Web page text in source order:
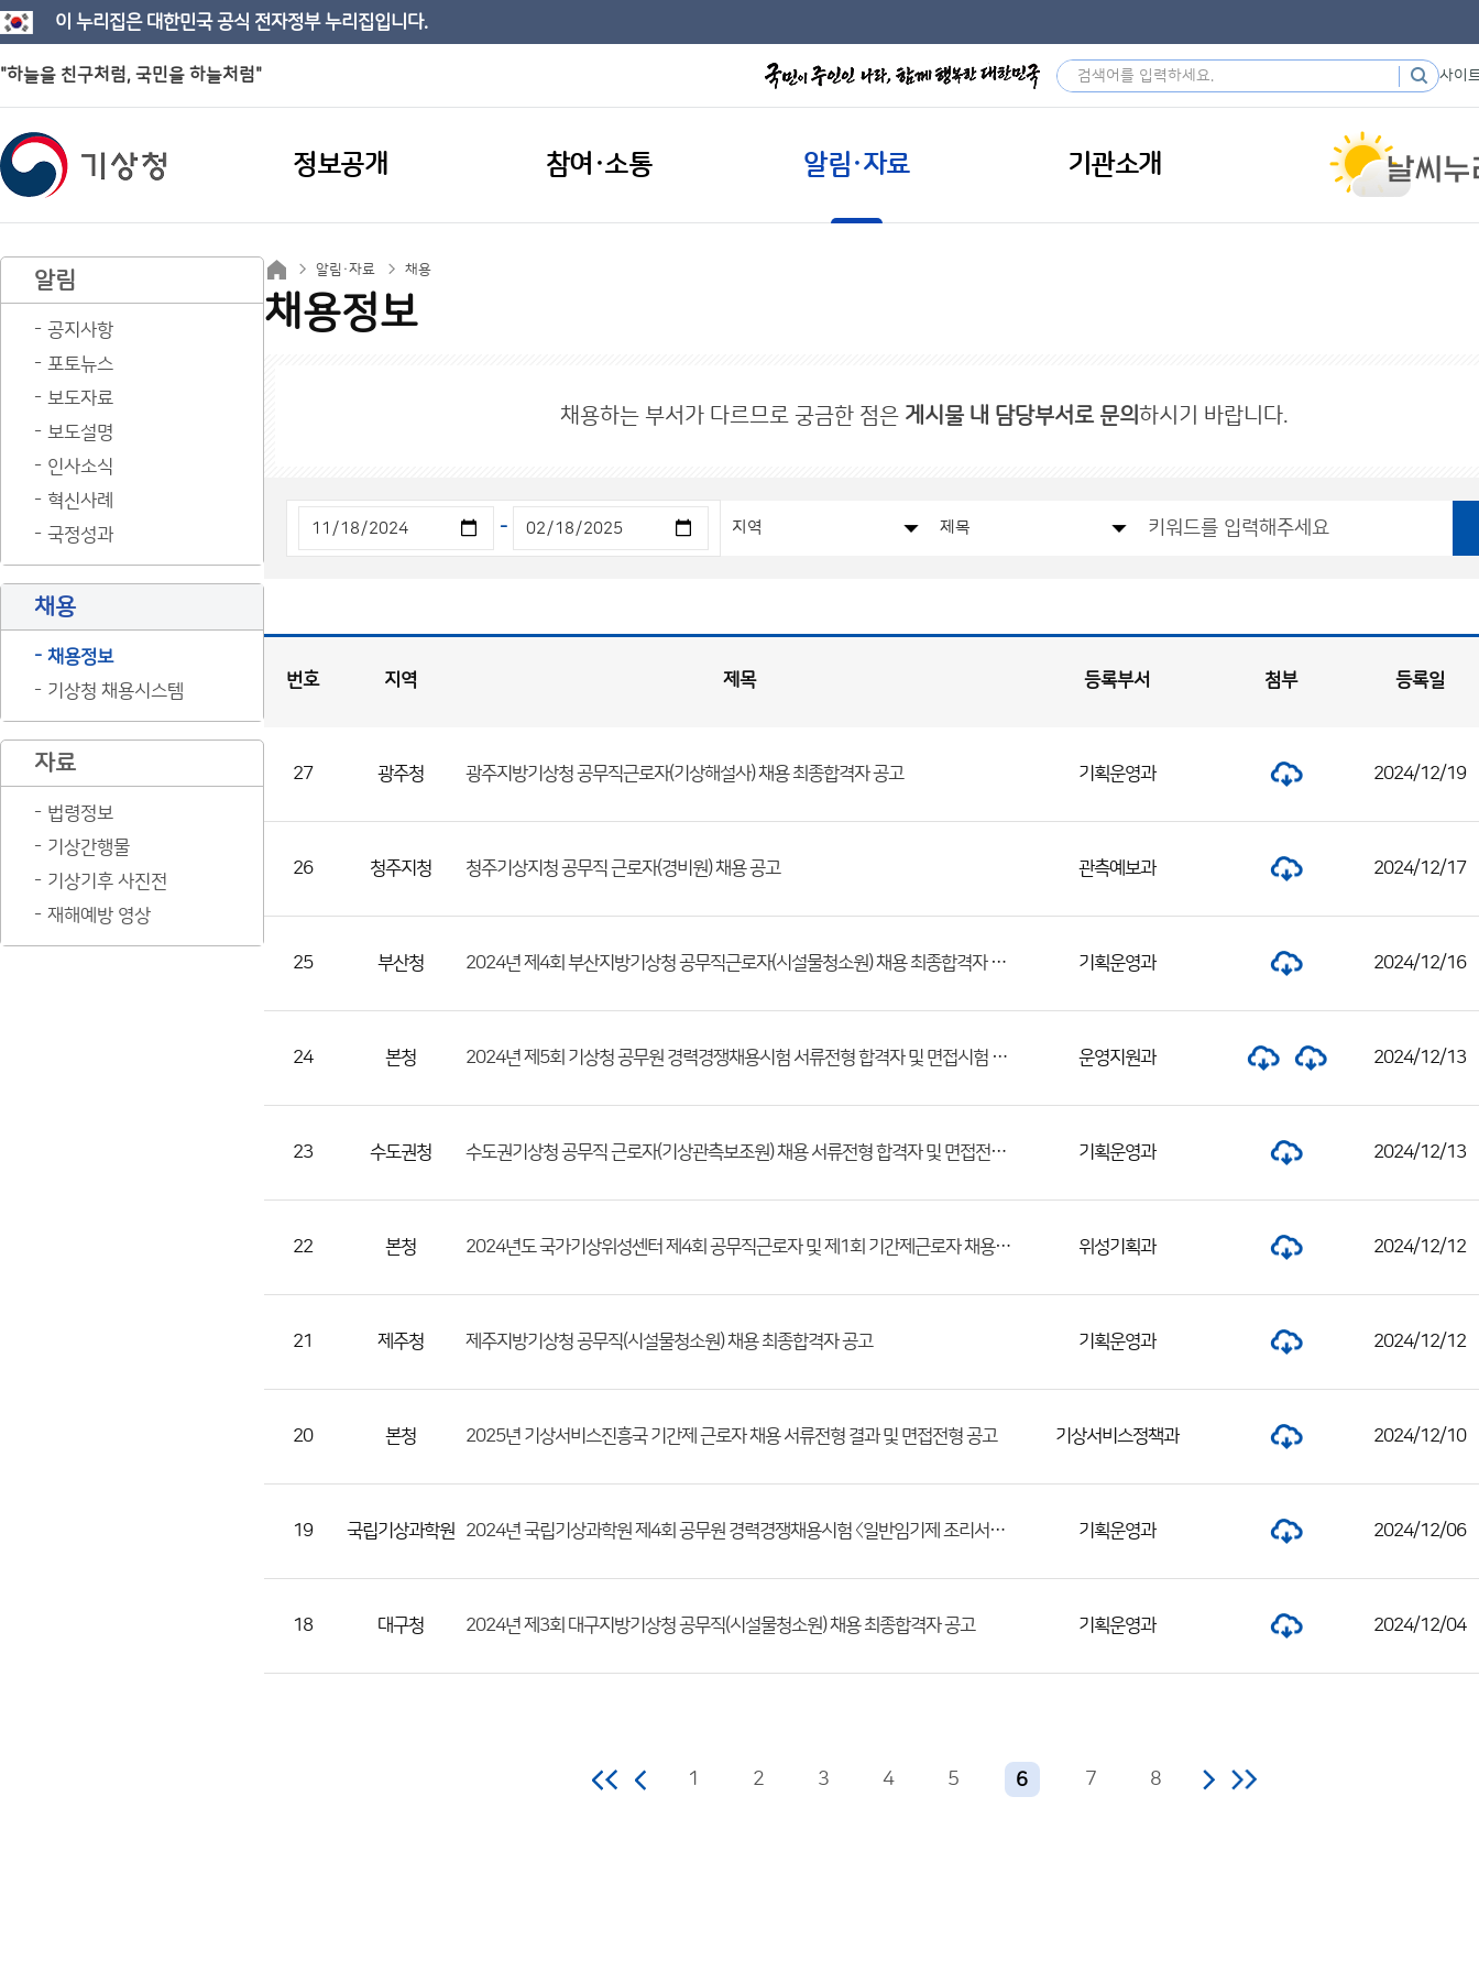
이 누리집은 대한민국 공식 전자정부 누리집입니다.
"하늘을 친구처럼, 국민을 하늘처럼" 사이
정보공개 참여·소통 알림·자료 기관소개
알림
공지사항
포토뉴스
보도자료
보도설명
인사소식
혁신사례
국정성과
채용
채용정보
기상청 채용시스템
자료
법령정보
기상간행물
기상기후 사진전
재해예방 영상
알림·자료 채용
채용정보
채용하는 부서가 다르므로 궁금한 점은 게시물 내 담당부서로 문의하시기 바랍니다.
-
시
판
로
지
목,
의
를
번호 지역 제목 등록부서 첨부 등록일
27 광주청 광주지방기상청 공무직근로자(기상해설사) 채용 최종합격자 공고 기획운영과 2024/12/19
26 청주지청 청주기상지청 공무직 근로자(경비원) 채용 공고 관측예보과 2024/12/17
25 부산청 2024년 제4회 부산지방기상청 공무직근로자(시설물청소원) 채용 최종합격자 공고 기획운영과 2024/12/16
24 본청 2024년 제5회 기상청 공무원 경력경쟁채용시험 서류전형 합격자 및 면접시험 일정 공고 운영지원과 2024/12/13
23 수도권청 수도권기상청 공무직 근로자(기상관측보조원) 채용 서류전형 합격자 및 면접전형 시행 공고 기획운영과 2024/12/13
22 본청 2024년도 국가기상위성센터 제4회 공무직근로자 및 제1회 기간제근로자 채용 공고 위성기획과 2024/12/12
21 제주청 제주지방기상청 공무직(시설물청소원) 채용 최종합격자 공고 기획운영과 2024/12/12
20 본청 2025년 기상서비스진흥국 기간제 근로자 채용 서류전형 결과 및 면접전형 공고 기상서비스정책과 2024/12/10
19 국립기상과학원 2024년 국립기상과학원 제4회 공무원 경력경쟁채용시험 〈일반임기제 조리서기보〉 최종합격자 및 제출서류 안내 공고 기획운영과 2024/12/06
18 대구청 2024년 제3회 대구지방기상청 공무직(시설물청소원) 채용 최종합격자 공고 기획운영과 2024/12/04
1 2 3 4 5 6 7 8